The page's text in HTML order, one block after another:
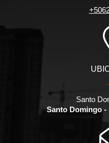
Santo
Santo Domingo -